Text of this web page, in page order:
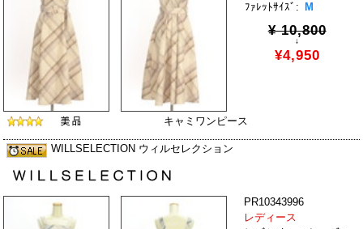
ﾌｧﾚｯﾄｻｲｽﾞ:
M
¥ 10,800
↓
¥4,950
キャミワンピース
WILLSELECTION ウィルセレクション
PR10343996
レディース